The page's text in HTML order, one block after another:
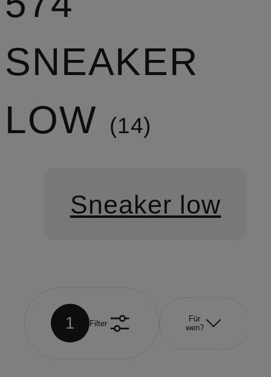
SNEAKER
LOW
14
Sneaker low
1 Filter
Für
wen?